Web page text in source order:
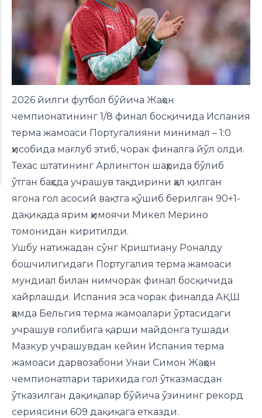
2026 йилги футбол бўйича Жаҳон
чемпионатининг 1/8 финал босқичида Испания
терма жамоаси Португалияни минимал – 1:0
ҳисобида мағлуб этиб, чорак финалга йўл олди.
Техас штатининг Арлингтон шаҳрида бўлиб
ўтган баҳсда учрашув тақдирини ҳал қилган
ягона гол асосий вақтга қўшиб берилган 90+1-
дақиқада ярим ҳимоячи Микел Мерино
томонидан киритилди.
Ушбу натижадан сўнг Криштиану Роналду
бошчилигидаги Португалия терма жамоаси
мундиал билан нимчорак финал босқичида
хайрлашди. Испания эса чорак финалда АҚШ
ҳамда Бельгия терма жамоалари ўртасидаги
учрашув ғолибига қарши майдонга тушади.
Мазкур учрашувдан кейин Испания терма
жамоаси дарвозабони Унаи Симон Жаҳон
чемпионатлари тарихида гол ўтказмасдан
ўтказилган дақиқалар бўйича ўзининг рекорд
сериясини 609 дақиқага етказди.